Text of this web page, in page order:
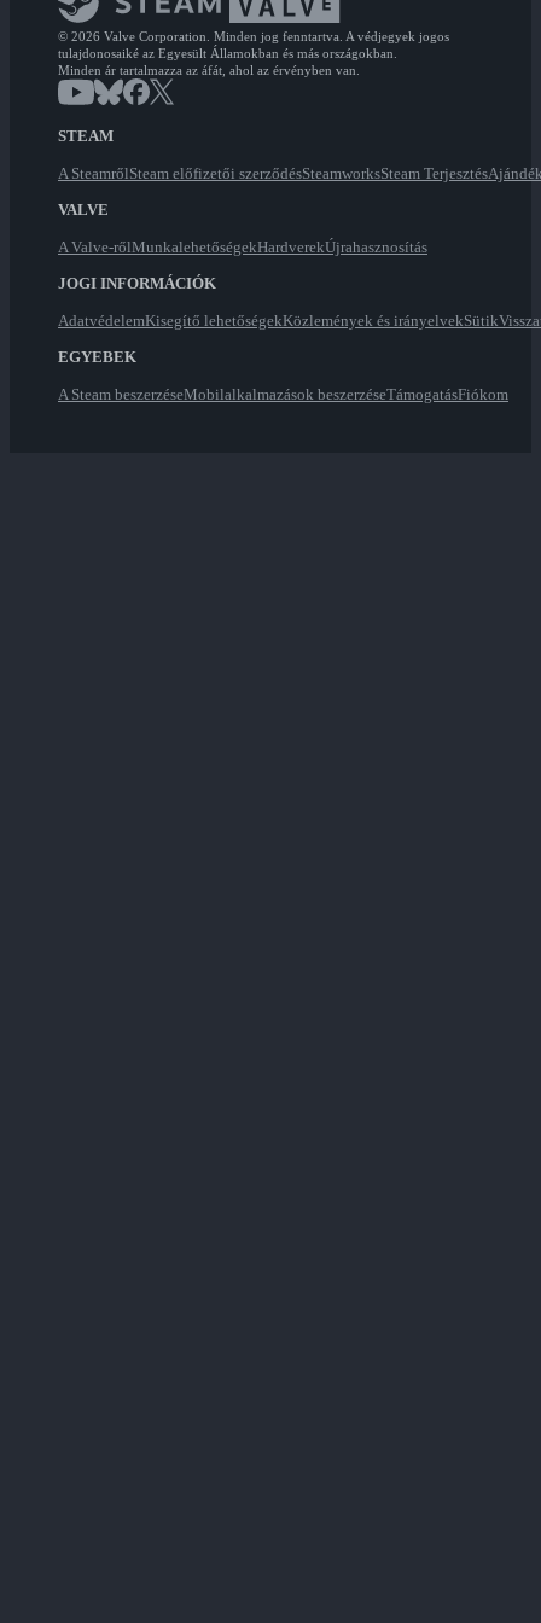
© 2026 Valve Corporation. Minden jog fenntartva. A védjegyek jogos
tulajdonosaiké az Egyesült Államokban és más országokban.
Minden ár tartalmazza az áfát, ahol az érvényben van.
STEAM
A SteamrőlSteam előfizetői szerződésSteamworksSteam Terjesztés
VALVE
A Valve-rőlMunkalehetőségekHardverekÚjrahasznosítás
JOGI INFORMÁCIÓK
AdatvédelemKisegítő lehetőségekKözlemények és irányelvekSütik
EGYEBEK
A Steam beszerzéseMobilalkalmazások beszerzéseTámogatásFiókom